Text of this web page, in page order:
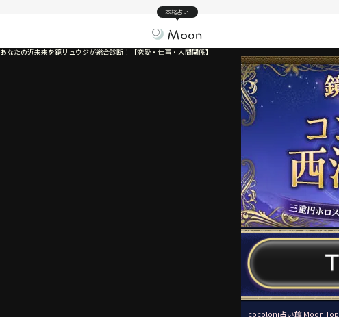
本格占い
あなたの近未来を鏡リュウジが総合診断！【恋愛・仕事・人間関係】
cocoloni占い館 Moon Top